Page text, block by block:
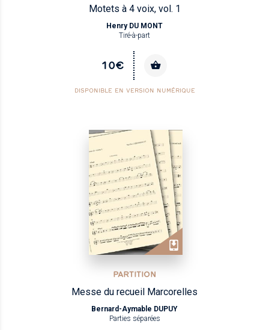
Motets à 4 voix, vol. 1
Henry DU MONT
Tiré-à-part
10€
DISPONIBLE EN VERSION NUMÉRIQUE
PARTITION
Messe du recueil Marcorelles
Bernard-Aymable DUPUY
Parties séparées